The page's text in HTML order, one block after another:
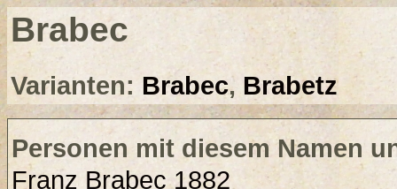
Brabec
Varianten: Brabec, Brabetz
Personen mit diesem Namen
Franz Brabec 1882